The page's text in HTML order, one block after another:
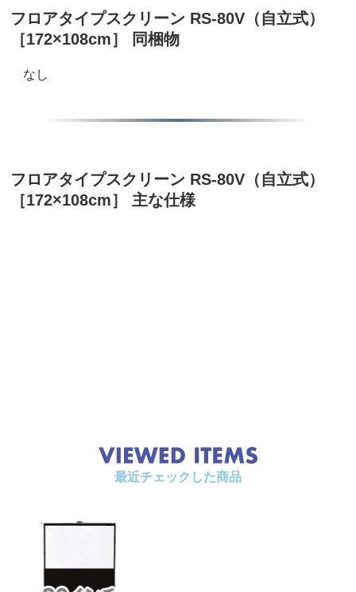
フロアタイプスクリーン RS-80V（自立式）
［172×108cm］ 同梱物
なし
フロアタイプスクリーン RS-80V（自立式）
［172×108cm］ 主な仕様
最近チェックした商品